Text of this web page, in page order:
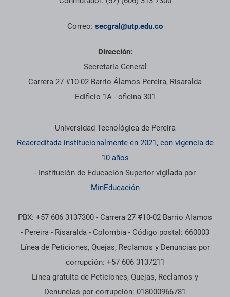
Correo: secgral@utp.edu.co
Dirección:
Secretaría General
Carrera 27 #10-02 Barrio Álamos Pereira, Risaralda
Edificio 1A - oficina 301
Información institucional
Universidad Tecnológica de Pereira
Reacreditada institucionalmente en 2021, con vigencia de
10 años
- Institución de Educación Superior vigilada por
MinEducación
PBX: +57 606 3137300 - Carrera 27 #10-02 Barrio Alamos
- Pereira - Risaralda - Colombia - Código postal: 660003
Línea de Peticiones, Quejas, Reclamos y Denuncias por
corrupción: +57 606 3137211
Línea gratuita de Peticiones, Quejas, Reclamos y
Denuncias por corrupción: 018000966781